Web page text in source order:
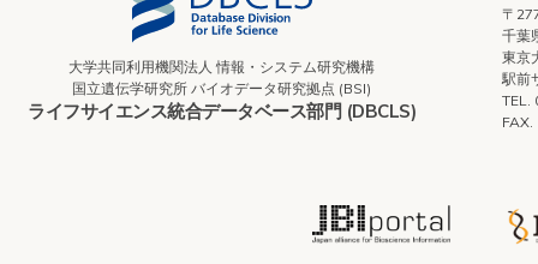
大学共同利用機関法人 情報・システム研究機構
国立遺伝学研究所 バイオデータ研究拠点 (BSI)
ライフサイエンス統合データベース部門 (DBCLS)
〒
千葉
東京
駅前
TEL.